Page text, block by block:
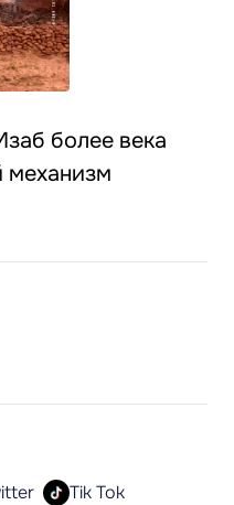
более века
механизм
Tik Tok